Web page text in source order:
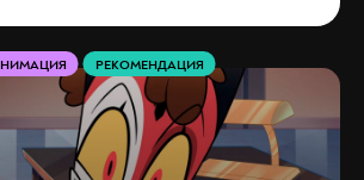
РЕКОМЕНДАЦИЯ